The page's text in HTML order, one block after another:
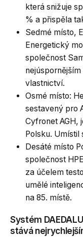
která snižuje
% a přispěla
Sedmé místo,
Energetický
společnost
vlastnictví.
Osmé místo:
sestavený pro
Cyfronet AGH,
Polsku. Umístil
Desáté místo
společnost
za účelem
umělé
na 85. místě.
Systém
stává